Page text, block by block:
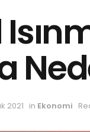
2021 in Ekonomi